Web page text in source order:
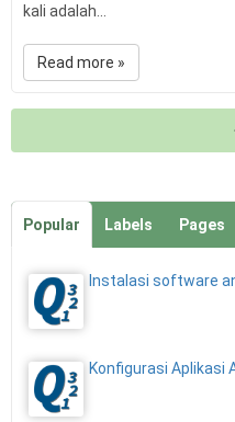
kali adalah...
Read more »
Popular Labels Pages
Instalasi software
Konfigurasi Aplikasi